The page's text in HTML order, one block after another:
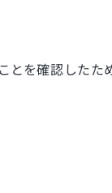
を確認したた